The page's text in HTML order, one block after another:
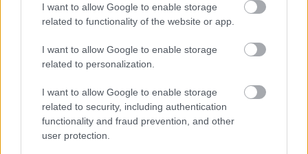
I want to allow Google to enable storage
related to functionality of the website or app.
I want to allow Google to enable storage
related to personalization.
I want to allow Google to enable storage
related to security, including authentication
functionality and fraud prevention, and other
user protection.
DOM